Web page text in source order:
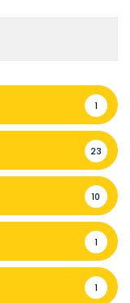
1
23
10
1
1